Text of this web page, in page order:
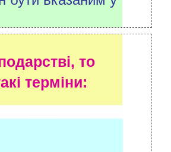
то
терміни: